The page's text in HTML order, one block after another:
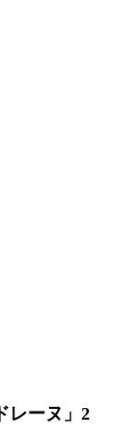
レーヌ」2